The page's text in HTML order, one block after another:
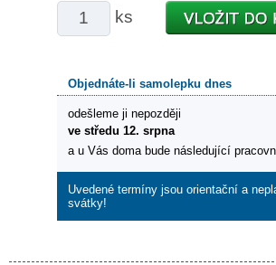
ks
Objednáte-li samolepku dnes
odešleme ji nepozději
ve středu 12. srpna
a u Vás doma bude následující
Uvedené termíny jsou orientační a
svátky!